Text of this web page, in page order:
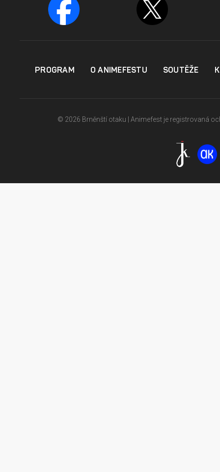
PROGRAM O ANIMEFESTU SOUTĚŽE
© 2026 Brněnští otaku | Animefest je registrovaná